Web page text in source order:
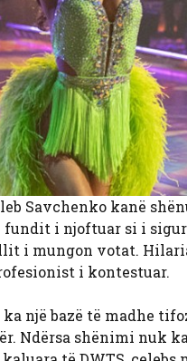
Savchenko kanë
i njoftuar si i
i mungon votat.
i kontestuar.
një bazë të madhe
Ndërsa shënimi nuk